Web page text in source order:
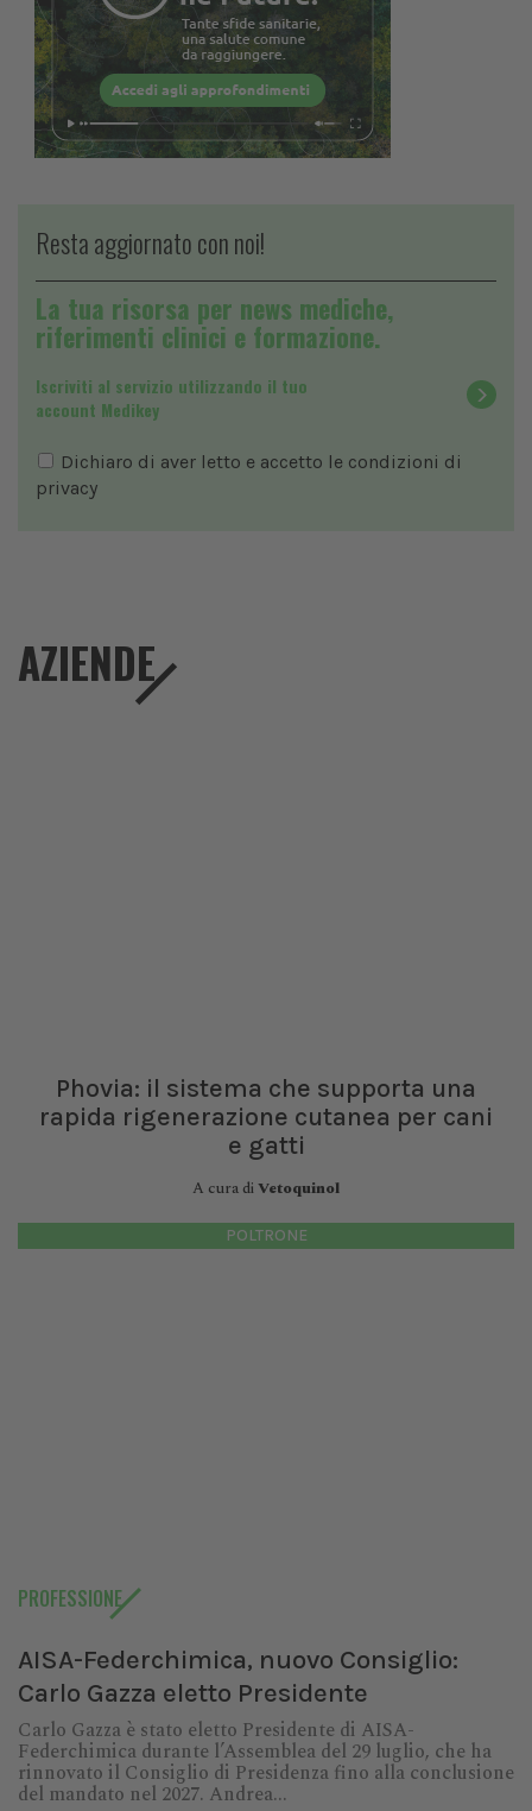
Resta aggiornato con noi!
La tua risorsa per news mediche,
riferimenti clinici e formazione.
Iscriviti al servizio utilizzando il tuo
account Medikey
Dichiaro di aver letto e accetto le condizioni di
privacy
AZIENDE
Phovia: il sistema che supporta una
rapida rigenerazione cutanea per cani
e gatti
A cura diVetoquinol
POLTRONE
PROFESSIONE
AISA-Federchimica, nuovo Consiglio:
Carlo Gazza eletto Presidente
Carlo Gazza è stato eletto Presidente di AISA-
Federchimica durante l’Assemblea del 29 luglio, che ha
rinnovato il Consiglio di Presidenza fino alla conclusione
del mandato nel 2027. Andrea...